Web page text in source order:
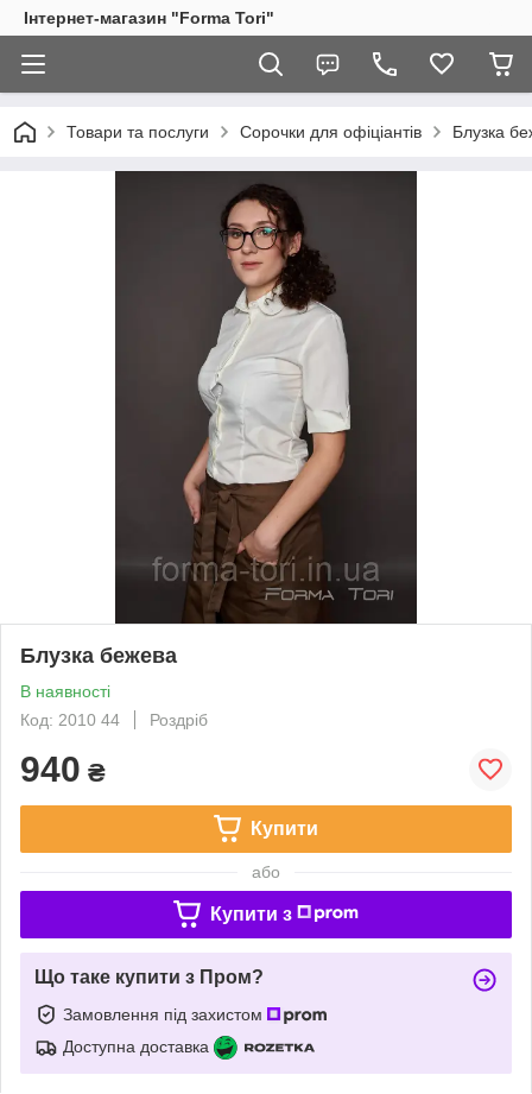
Інтернет-магазин "Forma Tori"
Товари та послуги Сорочки для офіціантів Блузка
Блузка бежева
В наявності
Код: 2010 44
Роздріб
940 ₴
Купити
або
Купити з
Що таке купити з Пром?
Замовлення під захистом
Доступна доставка